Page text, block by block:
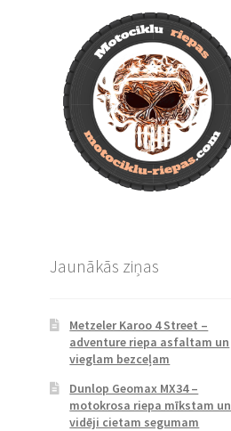
Jaunākās ziņas
Metzeler Karoo 4 Street –
adventure riepa asfaltam un
vieglam bezceļam
Dunlop Geomax MX34 –
motokrosa riepa mīkstam un
vidēji cietam segumam